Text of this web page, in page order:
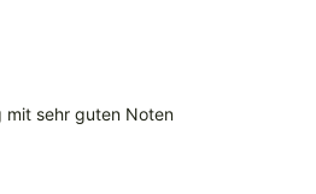
mit sehr guten Noten